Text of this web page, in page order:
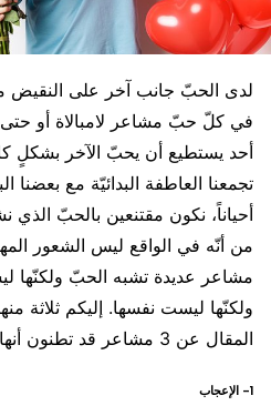
لدى الحبّ جانب آخر على النقيض
في كلّ حبّ مشاعر لامبالاة أو حتى
أحد يستطيع أن يحبّ الآخر بشكلٍ
تجمعنا العاطفة البدائيّة مع بعضنا
أحياناً، نكون مقتنعين بالحبّ الذي
من أنّه في الواقع ليس الشعور
مشاعر عديدة تشبه الحبّ ولكنّها
ولكنّها ليست نفسها. إليكم ثلاثة
المقال عن 3 مشاعر قد تطنون أنها حب ولكنها ليست حباً.
1- الإعجاب